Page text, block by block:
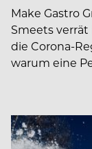
Make Gastro
Smeets
die Corona-
warum eine